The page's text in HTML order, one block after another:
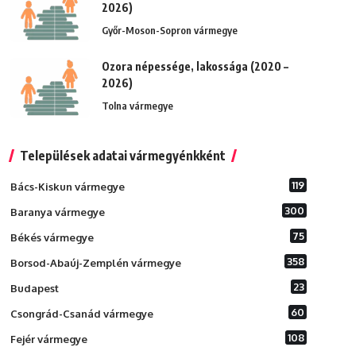
2026)
Győr-Moson-Sopron vármegye
Ozora népessége, lakossága (2020 –
2026)
Tolna vármegye
Települések adatai vármegyénkként
Bács-Kiskun vármegye 119
Baranya vármegye 300
Békés vármegye 75
Borsod-Abaúj-Zemplén vármegye 358
Budapest 23
Csongrád-Csanád vármegye 60
Fejér vármegye 108